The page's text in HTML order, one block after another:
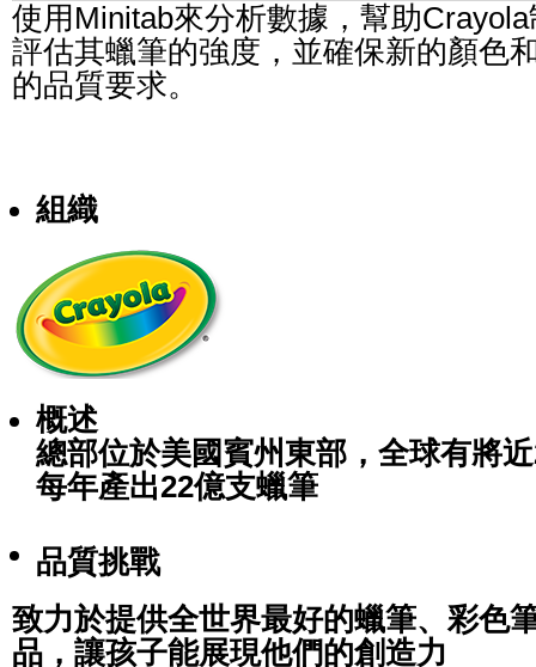
使用Minitab來分析數據，幫助
評估其蠟筆的強度，並確保新的顏色
的品質要求。
組織
概述
總部位於美國賓州東部，全球有將
每年產出22億支蠟筆
品質挑戰
致力於提供全世界最好的蠟筆、彩色
品，讓孩子能展現他們的創造力